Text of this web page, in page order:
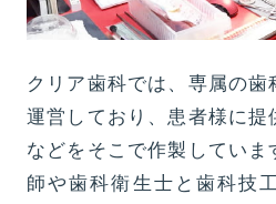
クリア歯科では、専属の
運営しており、患者様に提
などをそこで作製してい
師や歯科衛生士と歯科技